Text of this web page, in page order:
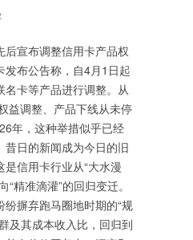
后宣布调整信用卡产品权
发布公告称，自4月1日起
名卡等产品进行调整。从
益调整、产品下线从未停
年，这种举措似乎已经
昔日的新闻成为今日的旧
信用卡行业从“大水漫
精准滴灌”的回归变迁。
摒弃跑马圈地时期的“规
及其成本收入比，回归到